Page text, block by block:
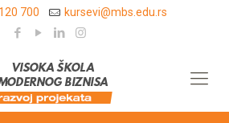
700 kursevi@mbs.edu.rs